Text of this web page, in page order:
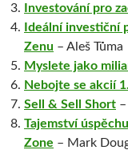
Investování pro
Ideální investiční
Zenu – Aleš Tůma
Myslete jako
Nebojte se akcií
Sell & Sell Short
Tajemství
Zone – Mark